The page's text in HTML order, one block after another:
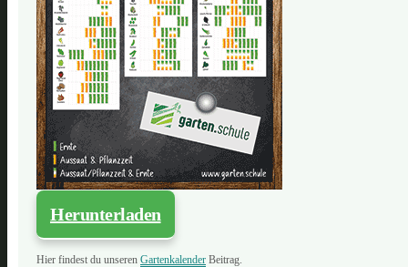
Herunterladen
Hier findest du unseren Gartenkalender Beitrag.